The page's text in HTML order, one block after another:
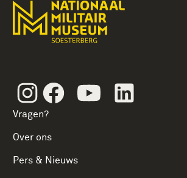
InstagramFacebookYoutube
Vragen?
Over ons
Pers & Nieuws